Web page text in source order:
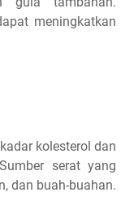
meningkatkan
kolesterol dan
serat yang
dan buah-buahan.